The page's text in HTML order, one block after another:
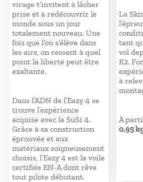
virage t’invitent à lâcher
prise et à redécouvrir le
monde sous un jour
totalement nouveau. Une
fois que l’on s’élève dans
les airs, on ressent à quel
point la liberté peut être
exaltante.
Dans l’ADN de l’Eazy 4 se
trouve l’expérience
acquise avec la SuSi 4.
Grâce à sa construction
éprouvée et aux
matériaux soigneusement
choisis, l’Eazy 4 est la voile
certifiée EN-A dont rêve
tout pilote débutant.
La
tant
vol
K2.
à
À
0,95